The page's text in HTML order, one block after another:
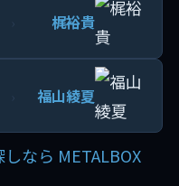
梶裕貴
福山綾夏
なら METALBOX